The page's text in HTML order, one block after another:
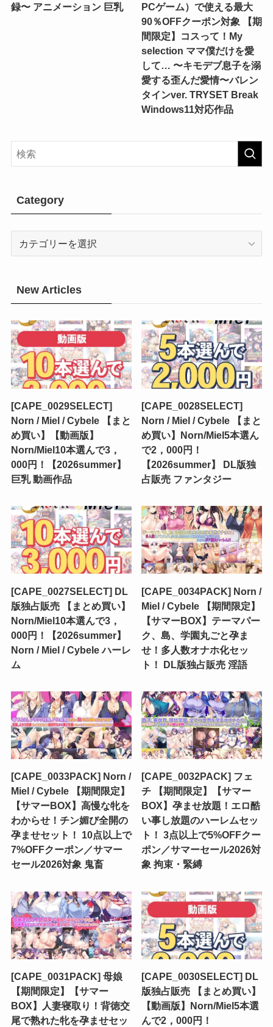
録〜 アニメーション 巨乳
PCゲーム）で使える最大
90％OFFクーポン対象 【期
間限定】コスって！My
selection ママ僕だけを愛
して… 〜キモデブ息子を溺
愛する歪んだ愛情〜バレン
タインver. TRYSET Break
Windows11対応作品
Category
Category
New Articles
[CAPE_0029SELECT]
Norn / Miel / Cybele 【まと
め買い】【動画版】
Norn/Miel10本選んで3，
000円！【2026summer】
巨乳 動画作品
[CAPE_0028SELECT]
Norn / Miel / Cybele 【まと
め買い】Norn/Miel5本選ん
で2，000円！
【2026summer】 DL版独
占販売 ファンタジー
[CAPE_0027SELECT] DL
版独占販売 【まとめ買い】
Norn/Miel10本選んで3，
000円！【2026summer】
Norn / Miel / Cybele ハーレ
ム
[CAPE_0034PACK] Norn /
Miel / Cybele 【期間限定】
【サマーBOX】テーマパー
ク、島、学園丸ごと孕ま
せ！多人数オナホ化セッ
ト！ DL版独占販売 淫語
[CAPE_0033PACK] Norn /
Miel / Cybele 【期間限定】
【サマーBOX】高慢な牝を
わからせ！チン媚び全開の
孕ませセット！ 10点以上で
7%OFFクーポン／サマー
セール2026対象 鬼畜
[CAPE_0032PACK] フェ
チ 【期間限定】【サマー
BOX】孕ませ放題！エロ酷
い事し放題のハーレムセッ
ト！ 3点以上で5%OFFクー
ポン／サマーセール2026対
象 拘束・緊縛
[CAPE_0031PACK] 母娘
【期間限定】【サマー
BOX】人妻寝取り！背徳交
尾で熟れた牝を孕ませセッ
[CAPE_0030SELECT] DL
版独占販売 【まとめ買い】
【動画版】Norn/Miel5本選
んで2，000円！